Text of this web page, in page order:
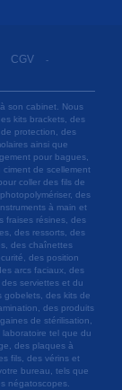
CGV -
son cabinet. Nous
kits brackets, des
protection, des
ainsi que
pour bagues,
de scellement
coller des fils de
des
à main et
fraises résines, des
des ressorts, des
des chaînettes
des position
arcs faciaux, des
serviettes et du
gobelets, des kits de
des produits
de stérilisation,
tel que du
des plaques à
fils, des vérins et
bureau, tels que
négatoscopes.